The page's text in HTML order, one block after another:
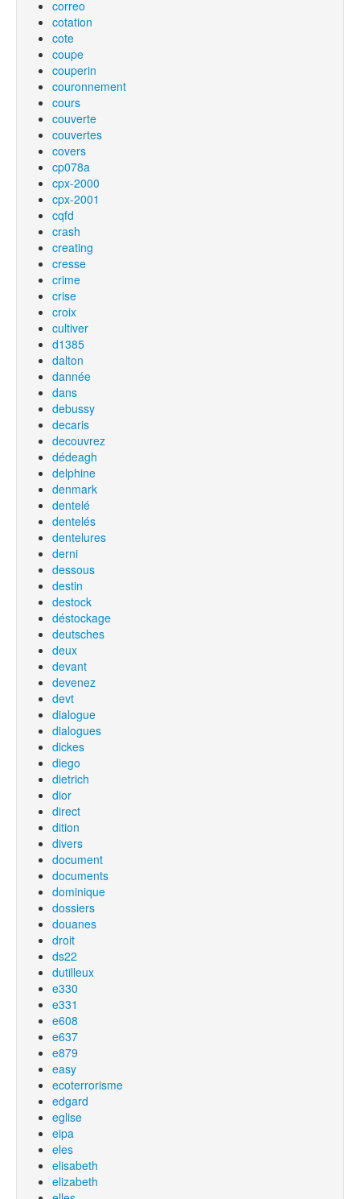
correo
cotation
cote
coupe
couperin
couronnement
cours
couverte
couvertes
covers
cp078a
cpx-2000
cpx-2001
cqfd
crash
creating
cresse
crime
crise
croix
cultiver
d1385
dalton
dannée
dans
debussy
decaris
decouvrez
dédeagh
delphine
denmark
dentelé
dentelés
dentelures
derni
dessous
destin
destock
déstockage
deutsches
deux
devant
devenez
devt
dialogue
dialogues
dickes
diego
dietrich
dior
direct
dition
divers
document
documents
dominique
dossiers
douanes
droit
ds22
dutilleux
e330
e331
e608
e637
e879
easy
ecoterrorisme
edgard
eglise
eipa
eles
elisabeth
elizabeth